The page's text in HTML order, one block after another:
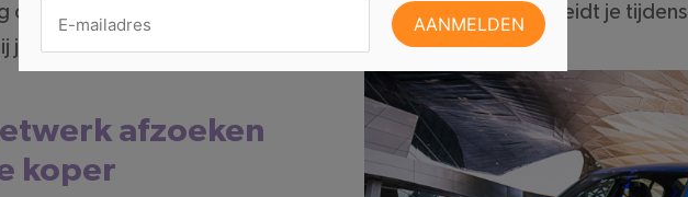
ontvang je een persoonlijk contactpersoon. Diegene begeleidt je tijdens
nergens zorgen over hoeft te maken.
afzoeken
koper